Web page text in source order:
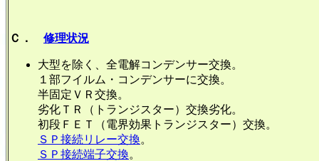
Ｃ． 修理状況
大型を除く、全電解コンデンサー交換。
１部フイルム・コンデンサーに交換。
半固定ＶＲ交換。
劣化ＴＲ（トランジスター）交換劣化。
初段ＦＥＴ（電界効果トランジスター）交換。
ＳＰ接続リレー交換。
ＳＰ接続端子交換。